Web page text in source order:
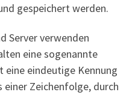
gespeichert werden.
Server verwenden
eine sogenannte
eine eindeutige Kennung
einer Zeichenfolge, durch